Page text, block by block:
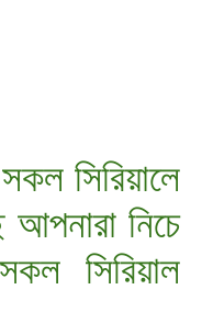
সকল সিরিয়ালে
আপনারা নিচে
সিরিয়াল